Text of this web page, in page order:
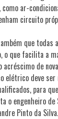
ar-
circuito
que todas
o que facilita a
acréscimo de
elétrico deve ser
para
o engenheiro
Pinto da Silva.